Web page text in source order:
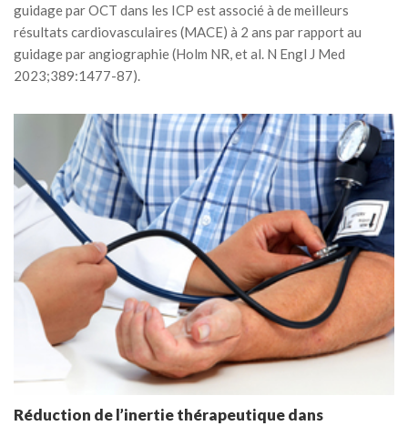
guidage par OCT dans les ICP est associé à de meilleurs
résultats cardiovasculaires (MACE) à 2 ans par rapport au
guidage par angiographie (Holm NR, et al. N Engl J Med
2023;389:1477-87).
Réduction de l’inertie thérapeutique dans